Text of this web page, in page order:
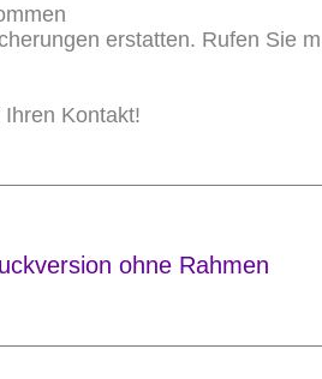
erstatten. Rufen Sie
Kontakt!
ohne Rahmen